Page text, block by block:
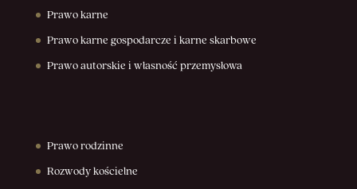
Prawo karne
Prawo karne gospodarcze i karne skarbowe
Prawo autorskie i własność przemysłowa
Prawo rodzinne
Rozwody kościelne